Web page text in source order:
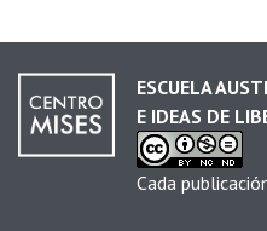
Email *
ESCUELA
E IDEAS DE
Cada